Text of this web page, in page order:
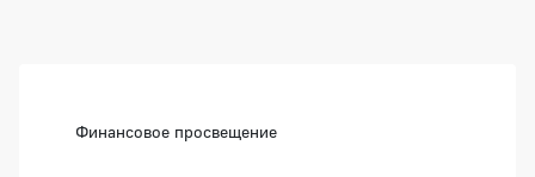
Финансовое просвещение